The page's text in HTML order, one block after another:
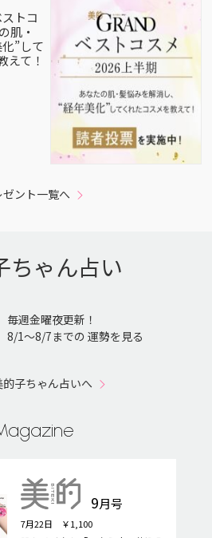
トコ
肌・
”して
えて！
ゼント一覧へ
ちゃん占い
毎週金曜夜更新！
8/1〜8/7までの 運勢を見る
子ちゃん占いへ
9月号
7月22日 ￥1,100